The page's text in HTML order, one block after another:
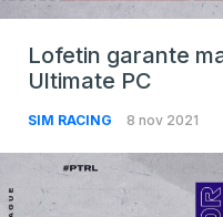
Lofetin garante
Ultimate PC
SIM RACING 8 nov 2021